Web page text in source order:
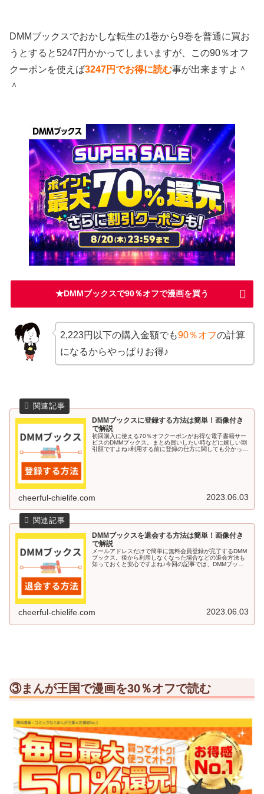
DMMブックスでおかしな転生の1巻から9巻を普通に買お
うとすると5247円かかってしまいますが、この90％オフ
クーポンを使えば3247円でお得に読む事が出来ますよ＾
＾
★DMMブックスで90％オフで漫画を買う
2,223円以下の購入金額でも90％オフの計算
になるからやっぱりお得♪
DMMブックスに登録する方法は簡単！画像付き
で解説
初回購入に使える70％オフクーポンがお得な電子書籍サー
ビスのDMMブックス。まとめ買いしたい時などに嬉しい割
引額ですよね♪利用する前に登録の仕方に関しても分かって
cheerful-chielife.com 2023.06.03
DMMブックスを退会する方法は簡単！画像付き
で解説
メールアドレスだけで簡単に無料会員登録が完了するDMM
ブックス。後から利用しなくなった場合などの退会方法も
知っておくと安心ですよね♪今回の記事では、DMMブック
cheerful-chielife.com 2023.06.03
③まんが王国で漫画を30％オフで読む